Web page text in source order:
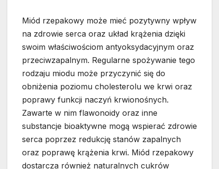
Miód rzepakowy może mieć pozytywny wpływ
na zdrowie serca oraz układ krążenia dzięki
swoim właściwościom antyoksydacyjnym oraz
przeciwzapalnym. Regularne spożywanie tego
rodzaju miodu może przyczynić się do
obniżenia poziomu cholesterolu we krwi oraz
poprawy funkcji naczyń krwionośnych.
Zawarte w nim flawonoidy oraz inne
substancje bioaktywne mogą wspierać zdrowie
serca poprzez redukcję stanów zapalnych
oraz poprawę krążenia krwi. Miód rzepakowy
dostarcza również naturalnych cukrów